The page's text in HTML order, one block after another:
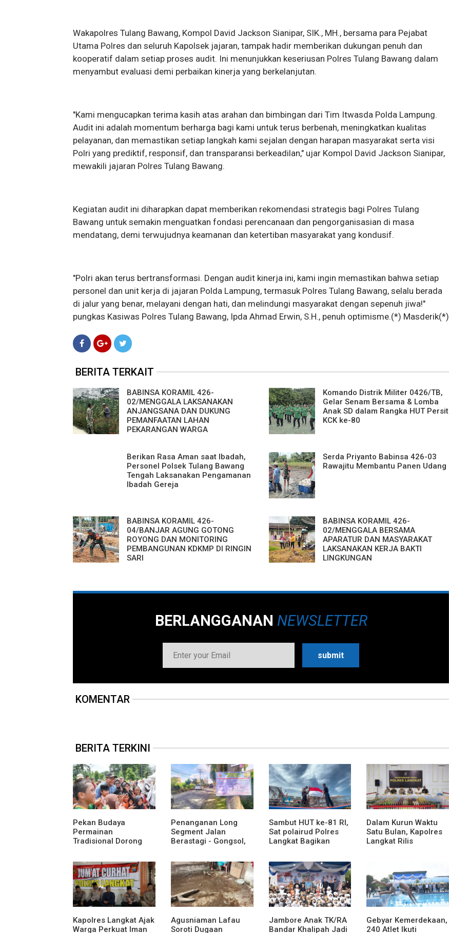
Wakapolres Tulang Bawang, Kompol David Jackson Sianipar, SIK., MH., bersama para Pejabat
Utama Polres dan seluruh Kapolsek jajaran, tampak hadir memberikan dukungan penuh dan
kooperatif dalam setiap proses audit. Ini menunjukkan keseriusan Polres Tulang Bawang dalam
menyambut evaluasi demi perbaikan kinerja yang berkelanjutan.
"Kami mengucapkan terima kasih atas arahan dan bimbingan dari Tim Itwasda Polda Lampung.
Audit ini adalah momentum berharga bagi kami untuk terus berbenah, meningkatkan kualitas
pelayanan, dan memastikan setiap langkah kami sejalan dengan harapan masyarakat serta visi
Polri yang prediktif, responsif, dan transparansi berkeadilan," ujar Kompol David Jackson Sianipar,
mewakili jajaran Polres Tulang Bawang.
Kegiatan audit ini diharapkan dapat memberikan rekomendasi strategis bagi Polres Tulang
Bawang untuk semakin menguatkan fondasi perencanaan dan pengorganisasian di masa
mendatang, demi terwujudnya keamanan dan ketertiban masyarakat yang kondusif.
"Polri akan terus bertransformasi. Dengan audit kinerja ini, kami ingin memastikan bahwa setiap
personel dan unit kerja di jajaran Polda Lampung, termasuk Polres Tulang Bawang, selalu berada
di jalur yang benar, melayani dengan hati, dan melindungi masyarakat dengan sepenuh jiwa!"
pungkas Kasiwas Polres Tulang Bawang, Ipda Ahmad Erwin, S.H., penuh optimisme.(*) Masderik(*)
BERITA TERKAIT
BABINSA KORAMIL 426-
02/MENGGALA LAKSANAKAN
ANJANGSANA DAN DUKUNG
PEMANFAATAN LAHAN
PEKARANGAN WARGA
Komando Distrik Militer 0426/TB,
Gelar Senam Bersama & Lomba
Anak SD dalam Rangka HUT Persit
KCK ke-80
Berikan Rasa Aman saat Ibadah,
Personel Polsek Tulang Bawang
Tengah Laksanakan Pengamanan
Ibadah Gereja
Serda Priyanto Babinsa 426-03
Rawajitu Membantu Panen Udang
BABINSA KORAMIL 426-
04/BANJAR AGUNG GOTONG
ROYONG DAN MONITORING
PEMBANGUNAN KDKMP DI RINGIN
SARI
BABINSA KORAMIL 426-
02/MENGGALA BERSAMA
APARATUR DAN MASYARAKAT
LAKSANAKAN KERJA BAKTI
LINGKUNGAN
BERLANGGANAN NEWSLETTER
KOMENTAR
BERITA TERKINI
Pekan Budaya
Permainan
Tradisional Dorong
dan Kurangi
Ketergantungan
Gadget
Penanganan Long
Segment Jalan
Berastagi - Gongsol,
Kabupaten Karo
Tingkatkan
Kenyamanan Akses
Wisata, Pertanian dan
Perekonomian
Sambut HUT ke-81 RI,
Sat polairud Polres
Langkat Bagikan
kepada Nelayan
Dalam Kurun Waktu
Satu Bulan, Kapolres
Langkat Rilis
Pidana Kriminal, dan
Kekerasan Seksual
terhadap Anak
Kapolres Langkat Ajak
Warga Perkuat Iman
Agusniaman Lafau
Soroti Dugaan
Jambore Anak TK/RA
Bandar Khalipah Jadi
Gebyar Kemerdekaan,
240 Atlet Ikuti